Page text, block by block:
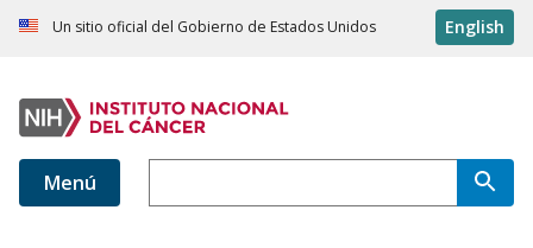
Un sitio oficial del Gobierno de Estados Unidos English
Menú